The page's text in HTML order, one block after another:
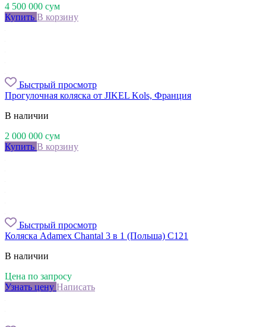
4 500 000 сум
Купить В корзину
Быстрый просмотр
Прогулочная коляска от JIKEL Kols, Франция
В наличии
2 000 000 сум
Купить В корзину
Быстрый просмотр
Коляска Adamex Chantal 3 в 1 (Польша) C121
В наличии
Цена по запросу
Узнать цену Написать